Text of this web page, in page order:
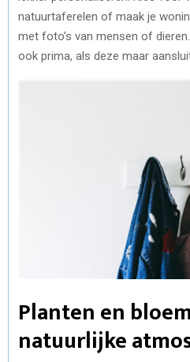
natuurtaferelen of maak je
met foto’s van mensen of
ook prima, als deze maar
Planten en
natuurlijke